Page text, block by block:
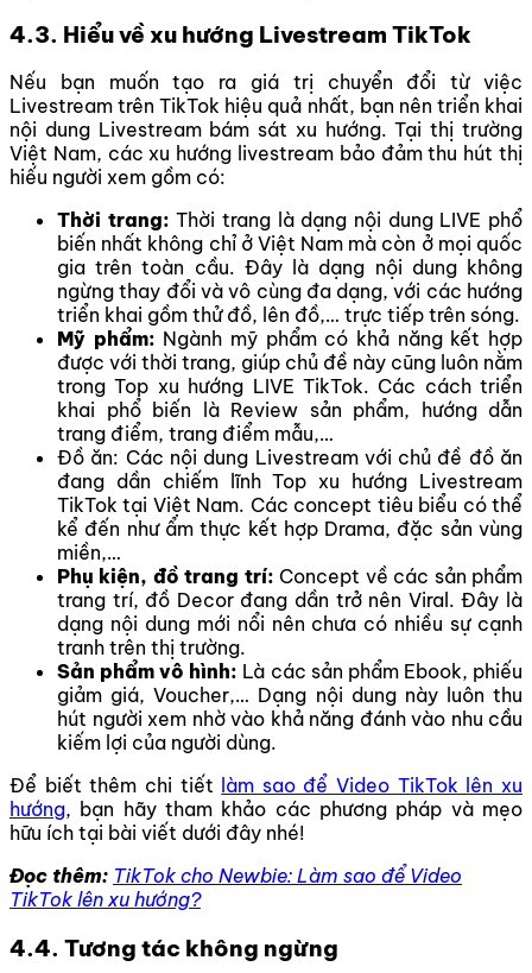
4.3. Hiểu về xu hướng Livestream TikTok
Nếu bạn muốn tạo ra giá trị chuyển đổi từ việc
Livestream trên TikTok hiệu quả nhất, bạn nên triển khai
nội dung Livestream bám sát xu hướng. Tại thị trường
Việt Nam, các xu hướng livestream bảo đảm thu hút thị
hiếu người xem gồm có:
Thời trang: Thời trang là dạng nội dung LIVE phổ
biến nhất không chỉ ở Việt Nam mà còn ở mọi quốc
gia trên toàn cầu. Đây là dạng nội dung không
ngừng thay đổi và vô cùng đa dạng, với các hướng
triển khai gồm thử đồ, lên đồ,… trực tiếp trên sóng.
Mỹ phẩm: Ngành mỹ phẩm có khả năng kết hợp
được với thời trang, giúp chủ đề này cũng luôn nằm
trong Top xu hướng LIVE TikTok. Các cách triển
khai phổ biến là Review sản phẩm, hướng dẫn
trang điểm, trang điểm mẫu,…
Đồ ăn: Các nội dung Livestream với chủ đề đồ ăn
đang dần chiếm lĩnh Top xu hướng Livestream
TikTok tại Việt Nam. Các concept tiêu biểu có thể
kể đến như ẩm thực kết hợp Drama, đặc sản vùng
miền,…
Phụ kiện, đồ trang trí: Concept về các sản phẩm
trang trí, đồ Decor đang dần trở nên Viral. Đây là
dạng nội dung mới nổi nên chưa có nhiều sự cạnh
tranh trên thị trường.
Sản phẩm vô hình: Là các sản phẩm Ebook, phiếu
giảm giá, Voucher,… Dạng nội dung này luôn thu
hút người xem nhờ vào khả năng đánh vào nhu cầu
kiếm lợi của người dùng.
Để biết thêm chi tiết làm sao để Video TikTok lên xu
hướng, bạn hãy tham khảo các phương pháp và mẹo
hữu ích tại bài viết dưới đây nhé!
Đọc thêm: TikTok cho Newbie: Làm sao để Video
TikTok lên xu hướng?
4.4. Tương tác không ngừng